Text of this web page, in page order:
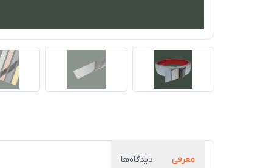
معرفی دیدگاه‌ها